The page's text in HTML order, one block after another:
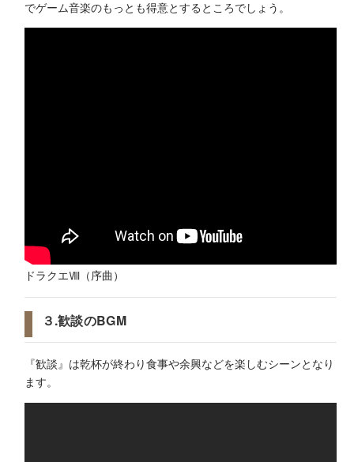
でゲーム音楽のもっとも得意とするところでしょう。
ドラクエⅧ（序曲）
３.歓談のBGM
『歓談』は乾杯が終わり食事や余興などを楽しむシーンとなり
ます。